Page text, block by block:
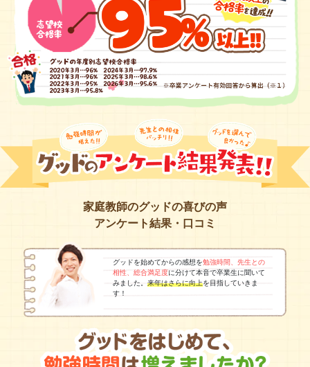
家庭教師のグッドの喜びの声
アンケート結果・口コミ
グッドを始めてからの感想を勉強時間、先生との
相性、総合満足度に分けて本音で卒業生に聞いて
みました。来年はさらに向上を目指していきま
す！